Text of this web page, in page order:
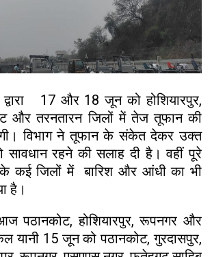
द्वारा 17 और 18 जून को होशियारपुर,
और तरनतारन जिलों में तेज तूफान की
विभाग ने तूफान के संकेत देकर उक्त
सावधान रहने की सलाह दी है। वहीं पूरे
के कई जिलों में बारिश और आंधी का भी
है।
पठानकोट, होशियारपुर, रूपनगर और
यानी 15 जून को पठानकोट, गुरदासपुर,